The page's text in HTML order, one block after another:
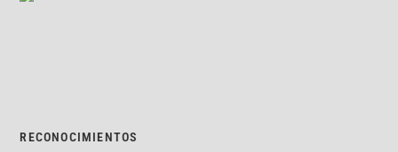
RECONOCIMIENTOS